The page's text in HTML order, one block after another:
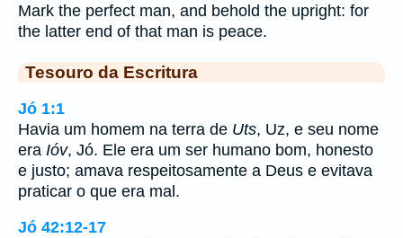
Mark the perfect man, and behold the upright: for
the latter end of that man is peace.
Tesouro da Escritura
Jó 1:1
Havia um homem na terra de Uts, Uz, e seu nome
era Ióv, Jó. Ele era um ser humano bom, honesto
e justo; amava respeitosamente a Deus e evitava
praticar o que era mal.
Jó 42:12-17